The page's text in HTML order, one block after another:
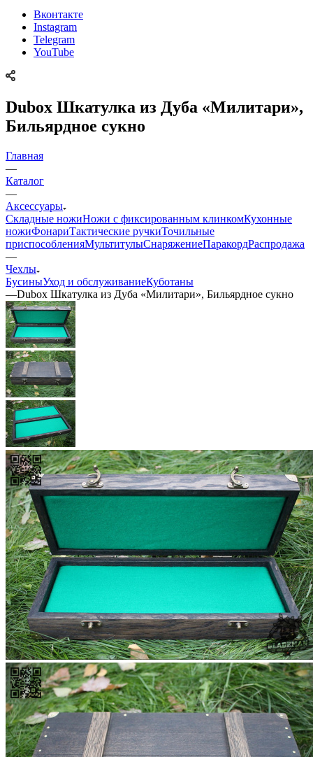
Вконтакте
Instagram
Telegram
YouTube
Dubox Шкатулка из Дуба «Милитари»,
Бильярдное сукно
Главная
—
Каталог
—
Аксессуары
Складные ножиНожи с фиксированным клинкомКухонные
ножиФонариТактические ручкиТочильные
приспособленияМультитулыСнаряжениеПаракордРаспродажа
—
Чехлы
БусиныУход и обслуживаниеКуботаны
—Dubox Шкатулка из Дуба «Милитари», Бильярдное сукно